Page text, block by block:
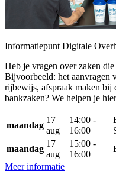
Informatiepunt Digitale
Heb je vragen over zaken
Bijvoorbeeld: het aanvragen
rijbewijs, afspraak maken bij
bankzaken? We helpen je
maandag
17
aug
14:00 -
16:00
maandag
17
aug
15:00 -
16:00
Meer informatie